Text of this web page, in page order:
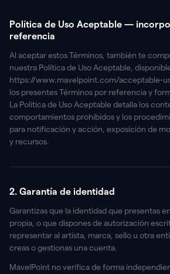
Política de Uso Aceptable —
referencia
Al aceptar estos Términos, también te
nuestra Política de Uso Aceptable,
https://www.mavelpoint.com/acceptable-
los presentes Términos por referencia y
La Política de Uso Aceptable detalla los
comportamientos prohibidos y los
para notificación y acción, exposición de
y recursos.
2. Garantía de identidad
Garantizas que la identidad que presentas
propia, o que dispones de autorización
representar al artista, marca, sello u otra
creas o gestionas una cuenta.
MavelPoint no verifica de forma